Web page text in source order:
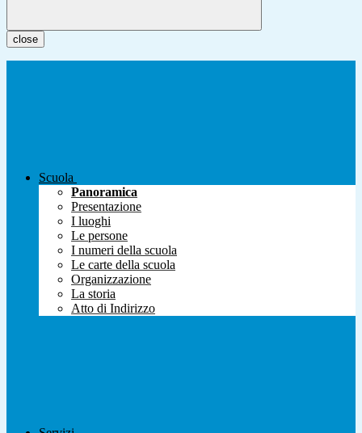
close
Scuola
Panoramica
Presentazione
I luoghi
Le persone
I numeri della scuola
Le carte della scuola
Organizzazione
La storia
Atto di Indirizzo